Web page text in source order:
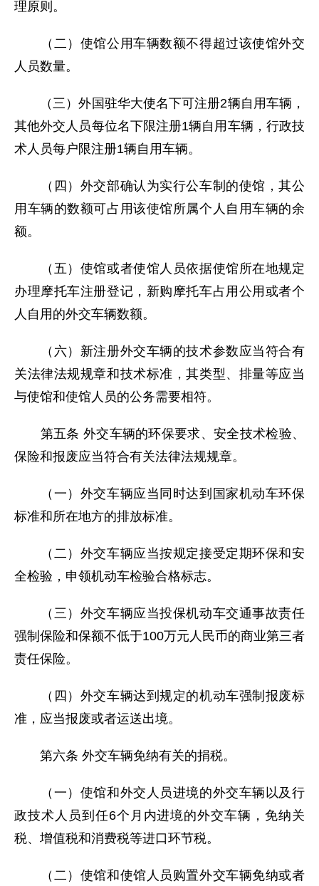
理原则。
（二）使馆公用车辆数额不得超过该使馆外交
人员数量。
（三）外国驻华大使名下可注册2辆自用车辆，
其他外交人员每位名下限注册1辆自用车辆，行政技
术人员每户限注册1辆自用车辆。
（四）外交部确认为实行公车制的使馆，其公
用车辆的数额可占用该使馆所属个人自用车辆的余
额。
（五）使馆或者使馆人员依据使馆所在地规定
办理摩托车注册登记，新购摩托车占用公用或者个
人自用的外交车辆数额。
（六）新注册外交车辆的技术参数应当符合有
关法律法规规章和技术标准，其类型、排量等应当
与使馆和使馆人员的公务需要相符。
第五条 外交车辆的环保要求、安全技术检验、
保险和报废应当符合有关法律法规规章。
（一）外交车辆应当同时达到国家机动车环保
标准和所在地方的排放标准。
（二）外交车辆应当按规定接受定期环保和安
全检验，申领机动车检验合格标志。
（三）外交车辆应当投保机动车交通事故责任
强制保险和保额不低于100万元人民币的商业第三者
责任保险。
（四）外交车辆达到规定的机动车强制报废标
准，应当报废或者运送出境。
第六条 外交车辆免纳有关的捐税。
（一）使馆和外交人员进境的外交车辆以及行
政技术人员到任6个月内进境的外交车辆，免纳关
税、增值税和消费税等进口环节税。
（二）使馆和使馆人员购置外交车辆免纳或者